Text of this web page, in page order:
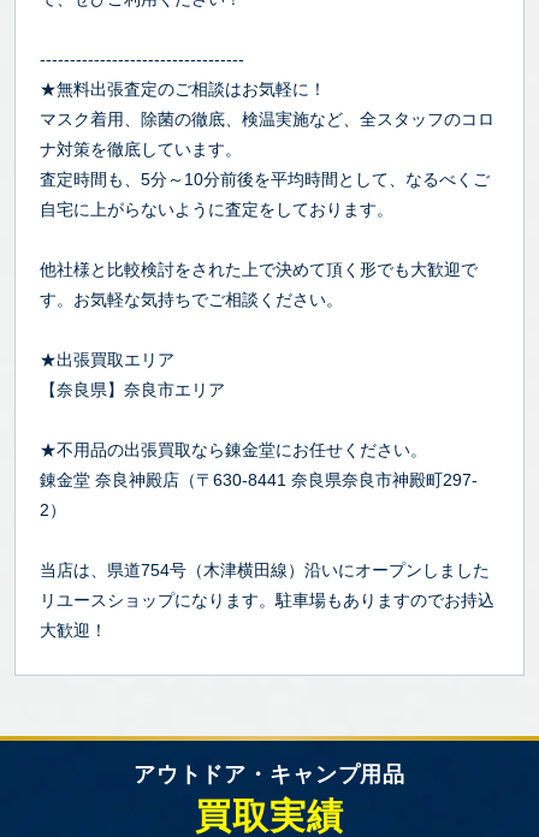
----------------------------------
★無料出張査定のご相談はお気軽に！
マスク着用、除菌の徹底、検温実施など、全スタッフのコロ
ナ対策を徹底しています。
査定時間も、5分～10分前後を平均時間として、なるべくご
自宅に上がらないように査定をしております。
他社様と比較検討をされた上で決めて頂く形でも大歓迎で
す。お気軽な気持ちでご相談ください。
★出張買取エリア
【奈良県】奈良市エリア
★不用品の出張買取なら錬金堂にお任せください。
錬金堂 奈良神殿店（〒630-8441 奈良県奈良市神殿町297-
2）
当店は、県道754号（木津横田線）沿いにオープンしました
リユースショップになります。駐車場もありますのでお持込
大歓迎！
アウトドア・キャンプ用品
買取実績